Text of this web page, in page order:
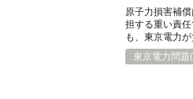
原子力損害補
担する重い責
も、東京電力
です。補償のほ
関する法律の成
東京電力問題